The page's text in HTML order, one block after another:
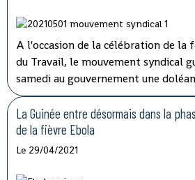
A l'occasion de la célébration de la
du Travail, le mouvement syndical
samedi au gouvernement une
l'augmentation de salaire et de
La Guinée entre désormais dans la
de la fièvre Ebola
Le 29/04/2021